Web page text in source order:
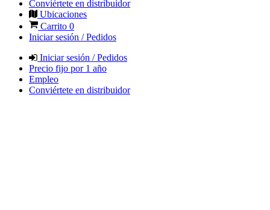
Conviértete en distribuidor
Ubicaciones
Carrito 0
Iniciar sesión / Pedidos
Iniciar sesión / Pedidos
Precio fijo por 1 año
Empleo
Conviértete en distribuidor